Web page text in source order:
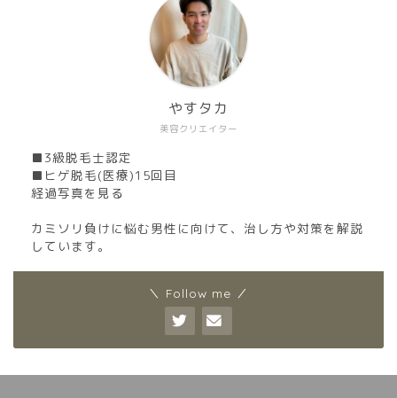
美容クリエイター
やすタカ
■3級脱毛士認定
■ヒゲ脱毛(医療)15回目
経過写真を見る
カミソリ負けに悩む男性に向けて、治し方や対策を解説
しています。
＼ Follow me ／